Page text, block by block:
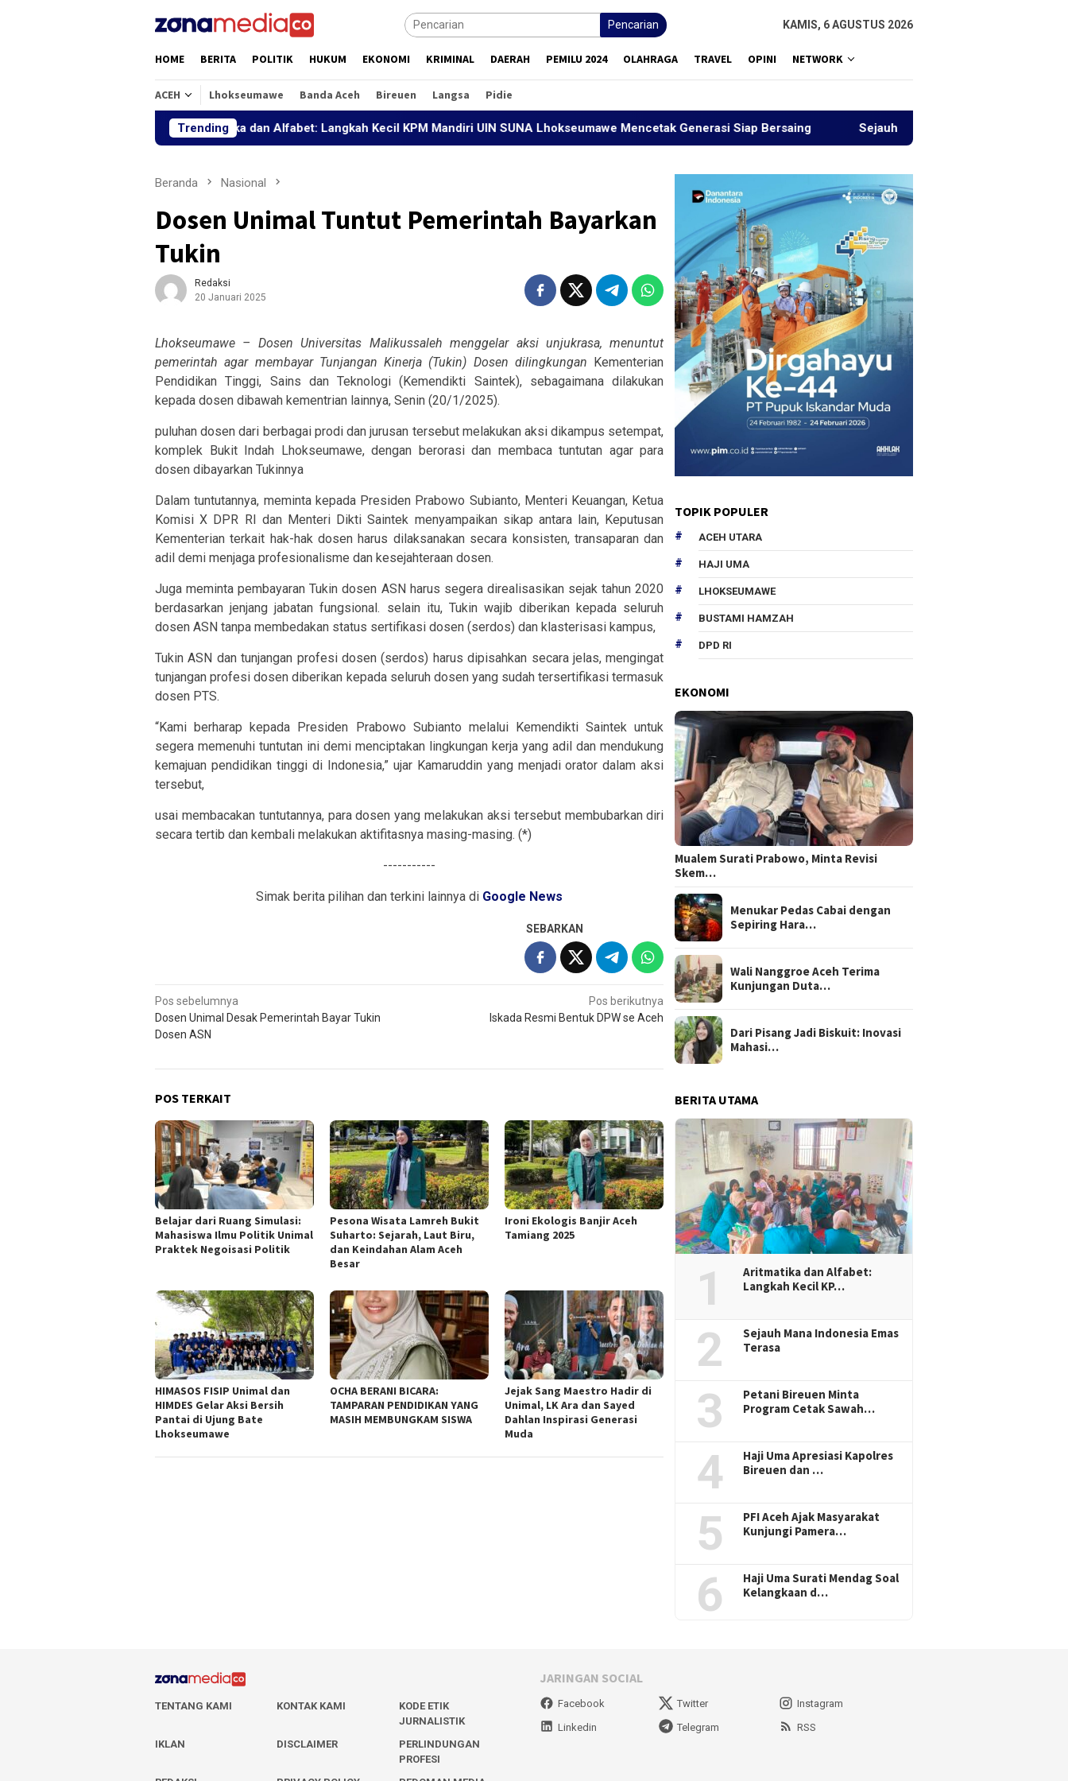
Pencarian KAMIS, 6 AGUSTUS 2026
HOME BERITA POLITIK HUKUM EKONOMI KRIMINAL DAERAH PEMILU 2024 OLAHRAGA TRAVEL OPINI NETWORK
ACEH Lhokseumawe Banda Aceh Bireuen Langsa Pidie
Trending
Aritmatika dan Alfabet: Langkah Kecil KPM Mandiri UIN SUNA Lhokseumawe Mencetak Generasi Siap Bersaing Sejauh Mana Indonesia Emas Terasa
Beranda Nasional
Dosen Unimal Tuntut Pemerintah Bayarkan
Tukin
Redaksi
20 Januari 2025
Lhokseumawe – Dosen Universitas Malikussaleh menggelar aksi unjukrasa, menuntut
pemerintah agar membayar Tunjangan Kinerja (Tukin) Dosen dilingkungan Kementerian
Pendidikan Tinggi, Sains dan Teknologi (Kemendikti Saintek), sebagaimana dilakukan
kepada dosen dibawah kementrian lainnya, Senin (20/1/2025).
puluhan dosen dari berbagai prodi dan jurusan tersebut melakukan aksi dikampus setempat,
komplek Bukit Indah Lhokseumawe, dengan berorasi dan membaca tuntutan agar para
dosen dibayarkan Tukinnya
Dalam tuntutannya, meminta kepada Presiden Prabowo Subianto, Menteri Keuangan, Ketua
Komisi X DPR RI dan Menteri Dikti Saintek menyampaikan sikap antara lain, Keputusan
Kementerian terkait hak-hak dosen harus dilaksanakan secara konsisten, transaparan dan
adil demi menjaga profesionalisme dan kesejahteraan dosen.
Juga meminta pembayaran Tukin dosen ASN harus segera direalisasikan sejak tahun 2020
berdasarkan jenjang jabatan fungsional. selain itu, Tukin wajib diberikan kepada seluruh
dosen ASN tanpa membedakan status sertifikasi dosen (serdos) dan klasterisasi kampus,
Tukin ASN dan tunjangan profesi dosen (serdos) harus dipisahkan secara jelas, mengingat
tunjangan profesi dosen diberikan kepada seluruh dosen yang sudah tersertifikasi termasuk
dosen PTS.
“Kami berharap kepada Presiden Prabowo Subianto melalui Kemendikti Saintek untuk
segera memenuhi tuntutan ini demi menciptakan lingkungan kerja yang adil dan mendukung
kemajuan pendidikan tinggi di Indonesia,” ujar Kamaruddin yang menjadi orator dalam aksi
tersebut,
usai membacakan tuntutannya, para dosen yang melakukan aksi tersebut membubarkan diri
secara tertib dan kembali melakukan aktifitasnya masing-masing. (*)
-----------
Simak berita pilihan dan terkini lainnya di Google News
SEBARKAN
Navigasi
pos
Pos sebelumnya
Dosen Unimal Desak Pemerintah Bayar Tukin
Dosen ASN
Pos berikutnya
Iskada Resmi Bentuk DPW se Aceh
POS TERKAIT
Belajar dari Ruang Simulasi:
Mahasiswa Ilmu Politik Unimal
Praktek Negoisasi Politik
Pesona Wisata Lamreh Bukit
Suharto: Sejarah, Laut Biru,
dan Keindahan Alam Aceh
Besar
Ironi Ekologis Banjir Aceh
Tamiang 2025
HIMASOS FISIP Unimal dan
HIMDES Gelar Aksi Bersih
Pantai di Ujung Bate
Lhokseumawe
OCHA BERANI BICARA:
TAMPARAN PENDIDIKAN YANG
MASIH MEMBUNGKAM SISWA
Jejak Sang Maestro Hadir di
Unimal, LK Ara dan Sayed
Dahlan Inspirasi Generasi
Muda
TOPIK POPULER
ACEH UTARA
HAJI UMA
LHOKSEUMAWE
BUSTAMI HAMZAH
DPD RI
EKONOMI
Mualem Surati Prabowo, Minta Revisi
Skem…
Menukar Pedas Cabai dengan
Sepiring Hara…
Wali Nanggroe Aceh Terima
Kunjungan Duta…
Dari Pisang Jadi Biskuit: Inovasi
Mahasi…
BERITA UTAMA
1
Aritmatika dan Alfabet:
Langkah Kecil KP…
2
Sejauh Mana Indonesia Emas
Terasa
3
Petani Bireuen Minta
Program Cetak Sawah…
4
Haji Uma Apresiasi Kapolres
Bireuen dan …
5
PFI Aceh Ajak Masyarakat
Kunjungi Pamera…
6
Haji Uma Surati Mendag Soal
Kelangkaan d…
TENTANG KAMI KONTAK KAMI
KODE ETIK
JURNALISTIK
IKLAN
DISCLAIMER
PERLINDUNGAN
PROFESI
JARINGAN SOCIAL
Facebook Twitter
Instagram
Linkedin
Telegram RSS